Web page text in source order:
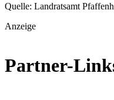
Quelle: Landratsamt
Anzeige
Partner-